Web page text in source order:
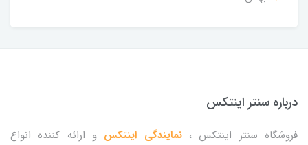
درباره سنتر اینتکس
فروشگاه سنتر اینتکس ،نمایندگی اینتکس و ارائه کننده انواع